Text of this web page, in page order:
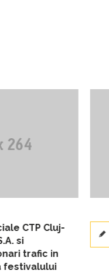
CTP Cluj-
trafic in